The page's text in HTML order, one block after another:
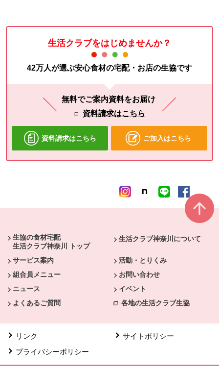
生活クラブをはじめませんか？
42万人が選ぶ安心食材の宅配・お店の生協です
無料でご案内資料をお届け
資料請求はこちら
資料請求はこちら ご加入はこちら
生協の食材宅配
生活クラブ神奈川 トップ
生活クラブ神奈川について
サービス案内
活動・とりくみ
組合員メニュー
お問い合わせ
ニュース
イベント
よくあるご質問
各地の生活クラブ生協
リンク
サイトポリシー
プライバシーポリシー